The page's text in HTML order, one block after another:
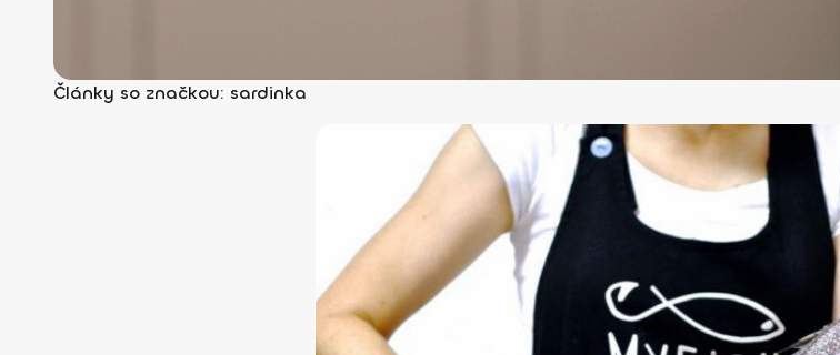
Články so značkou: sardinka